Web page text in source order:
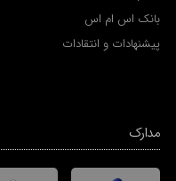
بانک اس ام اس
پیشنهادات و انتقادات
مدارک